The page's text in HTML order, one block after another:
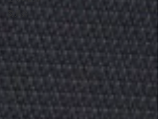
委員会